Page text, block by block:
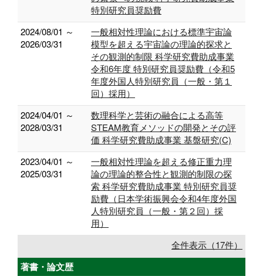
特別研究員奨励費
2024/08/01 ～
2026/03/31
一般相対性理論における標準宇宙論
模型を超える宇宙論の理論的探求と
その観測的制限 科学研究費助成事業
令和6年度 特別研究員奨励費（令和5
年度外国人特別研究員（一般・第１
回）採用）
2024/04/01 ～
2028/03/31
数理科学と芸術の融合による高等
STEAM教育メソッドの開発とその評
価 科学研究費助成事業 基盤研究(C)
2023/04/01 ～
2025/03/31
一般相対性理論を超える修正重力理
論の理論的整合性と観測的制限の探
索 科学研究費助成事業 特別研究員奨
励費（日本学術振興会令和4年度外国
人特別研究員（一般・第２回）採
用）
全件表示（17件）
著書・論文歴